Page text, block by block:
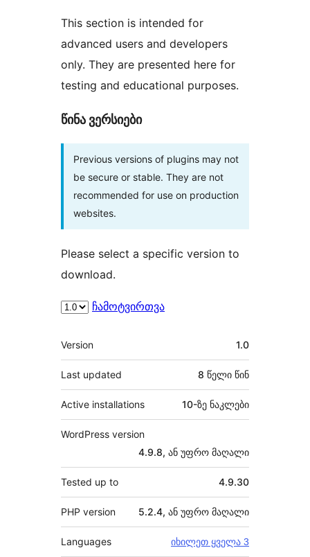
This section is intended for
advanced users and developers
only. They are presented here for
testing and educational purposes.
წინა ვერსიები
Previous versions of plugins may not
be secure or stable. They are not
recommended for use on production
websites.
Please select a specific version to
download.
ჩამოტვირთვა
მეტა
Version 1.0
Last updated 8 წელი წინ
Active installations 10-ზე ნაკლები
WordPress version
4.9.8, ან უფრო მაღალი
Tested up to 4.9.30
PHP version 5.2.4, ან უფრო მაღალი
Languages იხილეთ ყველა 3